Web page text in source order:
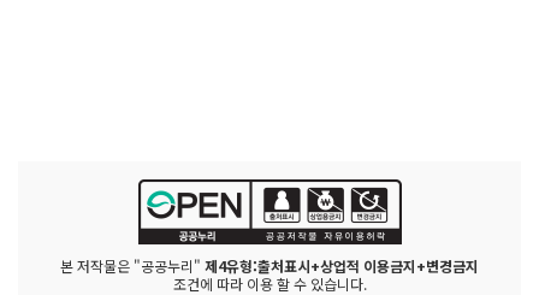
본 저작물은 "공공누리" 제4유형:출처표시+상업적 이용금지+변경금지
조건에 따라 이용 할 수 있습니다.